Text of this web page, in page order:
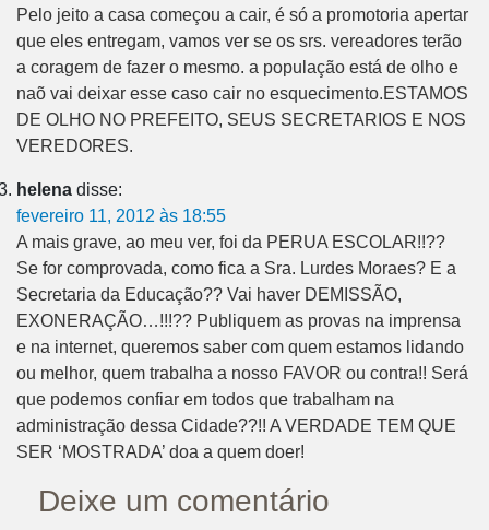
Pelo jeito a casa começou a cair, é só a promotoria apertar
que eles entregam, vamos ver se os srs. vereadores terão
a coragem de fazer o mesmo. a população está de olho e
naõ vai deixar esse caso cair no esquecimento.ESTAMOS
DE OLHO NO PREFEITO, SEUS SECRETARIOS E NOS
VEREDORES.
helena disse:
fevereiro 11, 2012 às 18:55
A mais grave, ao meu ver, foi da PERUA ESCOLAR!!??
Se for comprovada, como fica a Sra. Lurdes Moraes? E a
Secretaria da Educação?? Vai haver DEMISSÃO,
EXONERAÇÃO…!!!?? Publiquem as provas na imprensa
e na internet, queremos saber com quem estamos lidando
ou melhor, quem trabalha a nosso FAVOR ou contra!! Será
que podemos confiar em todos que trabalham na
administração dessa Cidade??!! A VERDADE TEM QUE
SER ‘MOSTRADA’ doa a quem doer!
Deixe um comentário